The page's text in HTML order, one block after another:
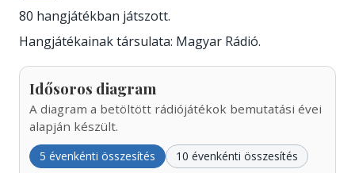
80 hangjátékban játszott.
Hangjátékainak társulata: Magyar Rádió.
Idősoros diagram
A diagram a betöltött rádiójátékok bemutatási évei
alapján készült.
5 évenkénti összesítés 10 évenkénti összesítés